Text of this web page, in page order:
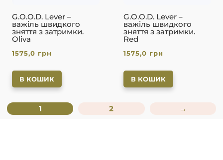
G.O.O.D. Lever –
важіль швидкого
зняття з затримки.
Oliva
1575,0 грн
В КОШИК
G.O.O.D. Lever –
важіль швидкого
зняття з затримки.
Red
1575,0 грн
В КОШИК
1 2 →